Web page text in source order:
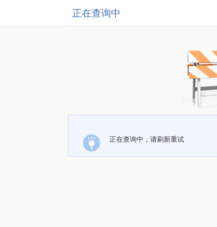
正在查询中
正在查询中，请刷新重试